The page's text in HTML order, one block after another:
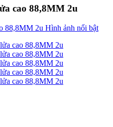
cao 88,8MM 2u